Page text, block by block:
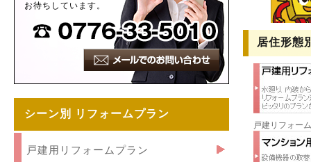
居住形態
戸建リフォー
お待ちしています。
シーン別 リフォームプラン
戸建用リフォームプラン